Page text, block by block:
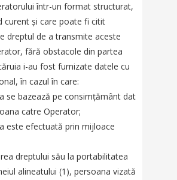
într-un format structurat,
curent și care poate fi citit
dreptul de a transmite aceste
fără obstacole din partea
i-au fost furnizate datele cu
în cazul în care:
se bazează pe consimțământ dat
catre Operator;
este efectuată prin mijloace
dreptului său la portabilitatea
alineatului (1), persoana vizată